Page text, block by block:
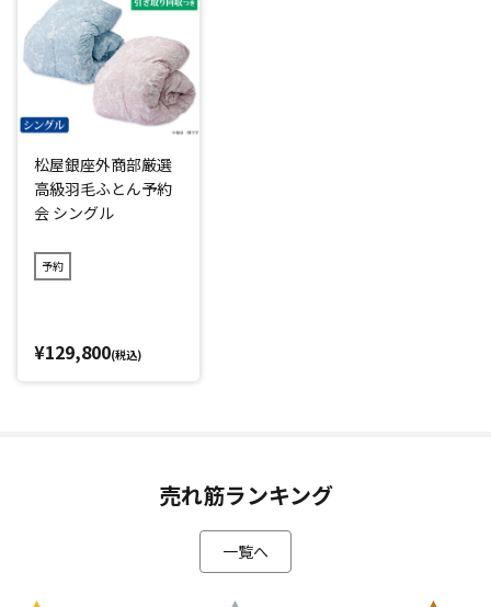
「ポーランド産」「ホワイトマザーグース」「6つ星プレミア
ムゴールドラベル(*1)」の羽毛掛けふとんを特別価格で買え
るのはシーズンオフの今だけ！
原毛をポーランドから直接買い付け、さらに羽毛専門工場の
閑散期に生産することで作業を大幅にカット、お買い得な価
格を実現しました。
スペシャルな予約会なので、松屋銀座の店頭では購入できま
せん。
とんを「引き取り回収」するサービスもあり、お金をかけて
*1：日本羽毛製品協同組合品質基準
松屋銀座外商部厳選
高級羽毛ふとん予約
会 シングル
予約
¥129,800(税込)
売れ筋ランキング
一覧へ